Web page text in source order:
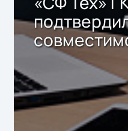
решением
Storage
хранения